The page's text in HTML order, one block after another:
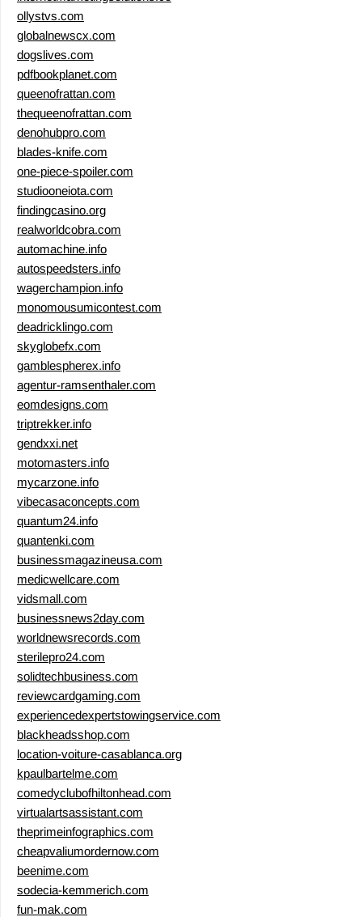
ollystvs.com
globalnewscx.com
dogslives.com
pdfbookplanet.com
queenofrattan.com
thequeenofrattan.com
denohubpro.com
blades-knife.com
one-piece-spoiler.com
studiooneiota.com
findingcasino.org
realworldcobra.com
automachine.info
autospeedsters.info
wagerchampion.info
monomousumicontest.com
deadricklingo.com
skyglobefx.com
gamblespherex.info
agentur-ramsenthaler.com
eomdesigns.com
triptrekker.info
gendxxi.net
motomasters.info
mycarzone.info
vibecasaconcepts.com
quantum24.info
quantenki.com
businessmagazineusa.com
medicwellcare.com
vidsmall.com
businessnews2day.com
worldnewsrecords.com
sterilepro24.com
solidtechbusiness.com
reviewcardgaming.com
experiencedexpertstowingservice.com
blackheadsshop.com
location-voiture-casablanca.org
kpaulbartelme.com
comedyclubofhiltonhead.com
virtualartsassistant.com
theprimeinfographics.com
cheapvaliumordernow.com
beenime.com
sodecia-kemmerich.com
fun-mak.com